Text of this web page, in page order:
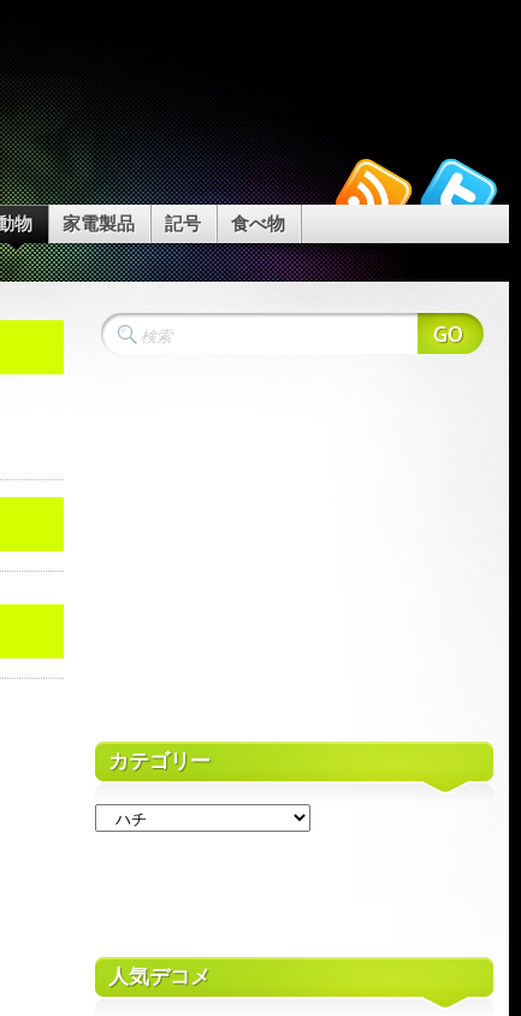
物 家電製品 記号 食べ物
カテゴリー
人気デコメ